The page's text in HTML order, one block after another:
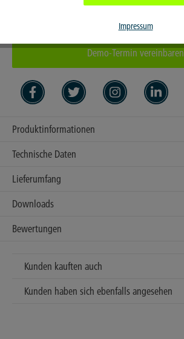
Demo-Termin vereinbaren
Produktinformationen
Technische Daten
Lieferumfang
Downloads
Bewertungen
Kunden kauften auch
Kunden haben sich ebenfalls angesehen
Impressum